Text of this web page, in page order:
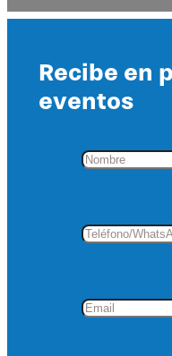
Recibe en
eventos